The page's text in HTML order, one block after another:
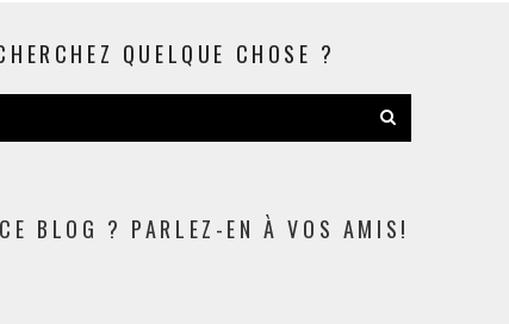
QUELQUE CHOSE ?
BLOG ? PARLEZ-EN À VOS AMIS!